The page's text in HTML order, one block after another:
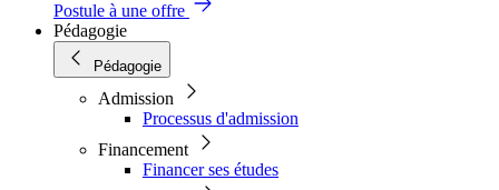
Postule à une offre
Pédagogie
Pédagogie
Admission
Processus d'admission
Financement
Financer ses études